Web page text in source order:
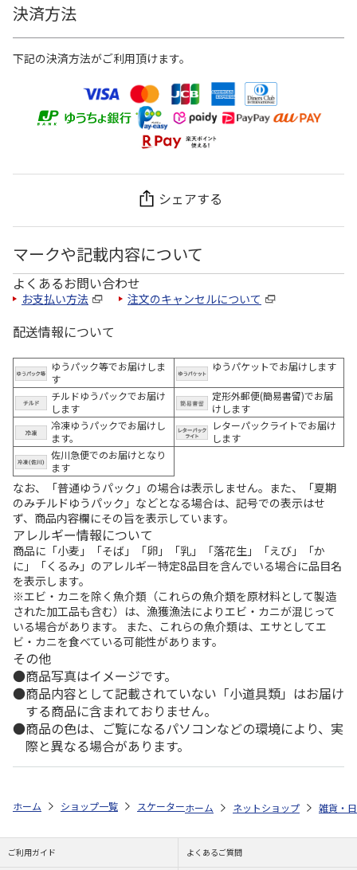
決済方法
下記の決済方法がご利用頂けます。
シェアする
マークや記載内容について
よくあるお問い合わせ
お支払い方法 注文のキャンセルについて
配送情報について
ゆうパック等でお届けしま
す
ゆうパケットでお届けします
チルドゆうパックでお届け
します
定形外郵便(簡易書留)でお届
けします
冷凍ゆうパックでお届けし
ます。
レターパックライトでお届け
します
佐川急便でのお届けとなり
ます
なお、「普通ゆうパック」の場合は表示しません。また、「夏期
のみチルドゆうパック」などとなる場合は、記号での表示はせ
ず、商品内容欄にその旨を表示しています。
アレルギー情報について
商品に「小麦」「そば」「卵」「乳」「落花生」「えび」「か
に」「くるみ」のアレルギー特定8品目を含んでいる場合に品目名
を表示します。
※エビ・カニを除く魚介類（これらの魚介類を原材料として製造
された加工品も含む）は、漁獲漁法によりエビ・カニが混じって
いる場合があります。 また、これらの魚介類は、エサとしてエ
ビ・カニを食べている可能性があります。
その他
商品写真はイメージです。
商品内容として記載されていない「小道具類」はお届け
する商品に含まれておりません。
商品の色は、ご覧になるパソコンなどの環境により、実
際と異なる場合があります。
ホーム ショップ一覧 スケーター 乳歯ブラシ (12ヶ月頃から) プリン
ホーム ネットショップ 雑貨・
ご利用ガイド よくあるご質問